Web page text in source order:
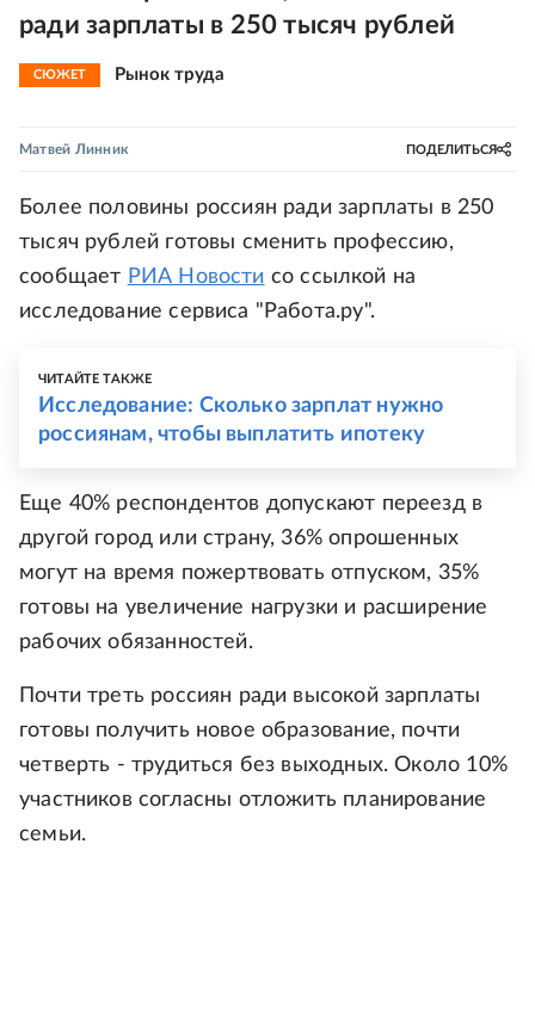
ради зарплаты в 250 тысяч рублей
СЮЖЕТ Рынок труда
Матвей Линник ПОДЕЛИТЬСЯ
Более половины россиян ради зарплаты в 250
тысяч рублей готовы сменить профессию,
сообщает РИА Новости со ссылкой на
исследование сервиса "Работа.ру".
ЧИТАЙТЕ ТАКЖЕ
Исследование: Сколько зарплат нужно
россиянам, чтобы выплатить ипотеку
Еще 40% респондентов допускают переезд в
другой город или страну, 36% опрошенных
могут на время пожертвовать отпуском, 35%
готовы на увеличение нагрузки и расширение
рабочих обязанностей.
Почти треть россиян ради высокой зарплаты
готовы получить новое образование, почти
четверть - трудиться без выходных. Около 10%
участников согласны отложить планирование
семьи.